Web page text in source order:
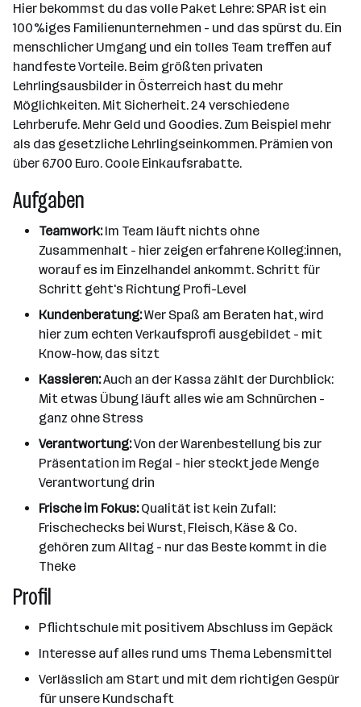
Hier bekommst du das volle Paket Lehre: SPAR ist ein
100%iges Familienunternehmen - und das spürst du. Ein
menschlicher Umgang und ein tolles Team treffen auf
handfeste Vorteile. Beim größten privaten
Lehrlingsausbilder in Österreich hast du mehr
Möglichkeiten. Mit Sicherheit. 24 verschiedene
Lehrberufe. Mehr Geld und Goodies. Zum Beispiel mehr
als das gesetzliche Lehrlingseinkommen. Prämien von
über 6.700 Euro. Coole Einkaufsrabatte.
Aufgaben
Teamwork:Im Team läuft nichts ohne
Zusammenhalt - hier zeigen erfahrene Kolleg:innen,
worauf es im Einzelhandel ankommt. Schritt für
Schritt geht's Richtung Profi-Level
Kundenberatung:Wer Spaß am Beraten hat, wird
hier zum echten Verkaufsprofi ausgebildet - mit
Know-how, das sitzt
Kassieren:Auch an der Kassa zählt der Durchblick:
Mit etwas Übung läuft alles wie am Schnürchen -
ganz ohne Stress
Verantwortung:Von der Warenbestellung bis zur
Präsentation im Regal - hier steckt jede Menge
Verantwortung drin
Frische im Fokus:Qualität ist kein Zufall:
Frischechecks bei Wurst, Fleisch, Käse & Co.
gehören zum Alltag - nur das Beste kommt in die
Theke
Profil
Pflichtschule mit positivem Abschluss im Gepäck
Interesse auf alles rund ums Thema Lebensmittel
Verlässlich am Start und mit dem richtigen Gespür
für unsere Kundschaft